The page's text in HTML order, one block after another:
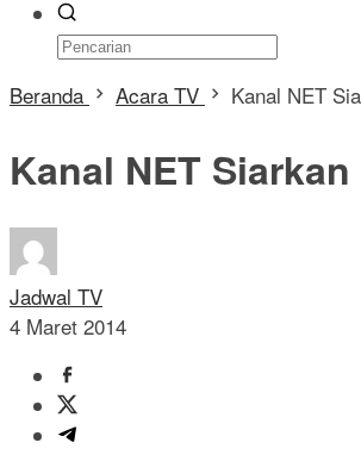
Beranda Acara TV Kanal NET
Kanal NET
Jadwal TV
4 Maret 2014